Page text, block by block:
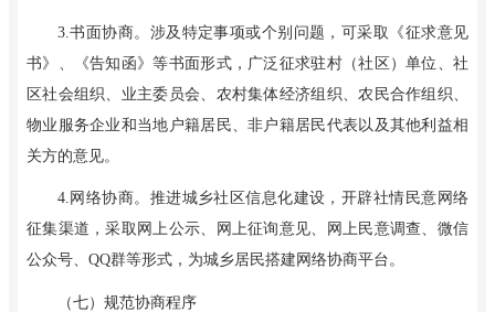
3 书面协商。涉及特定事项或个别问题，可采取《征求意见
书》、《告知函》等书面形式，广泛征求驻村（社区）单位、社
区社会组织、业主委员会、农村集体经济组织、农民合作组织、
物业服务企业和当地户籍居民、非户籍居民代表以及其他利益相
关方的意见。
4. 网络协商。推进城乡社区信息化建设，开辟社情民意网络
征集渠道，采取网上公示、网上征询意见、网上民意调查、微信
公众号、QQ群等形式，为城乡居民搭建网络协商平台。
（七）规范协商程序